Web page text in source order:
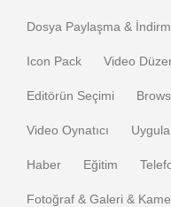
Dosya Paylaşma &
Icon Pack Video
Editörün Seçimi
Video Oynatıcı
Haber Eğitim
Fotoğraf & Galeri &